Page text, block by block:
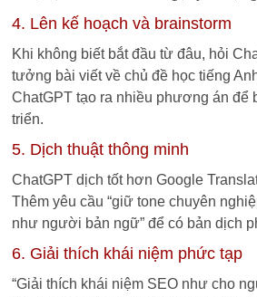
4. Lên kế hoạch và brainstorm
Khi không biết bắt đầu từ đâu, hỏi
tưởng bài viết về chủ đề học tiếng
ChatGPT tạo ra nhiều phương án để
triển.
5. Dịch thuật thông minh
ChatGPT dịch tốt hơn Google
Thêm yêu cầu “giữ tone chuyên
như người bản ngữ” để có bản dịch
6. Giải thích khái niệm phức tạp
“Giải thích khái niệm SEO như cho